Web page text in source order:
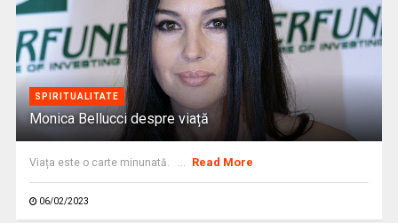
SPIRITUALITATE
Monica Bellucci despre viață
Viața este o carte minunată. ... Read More
06/02/2023